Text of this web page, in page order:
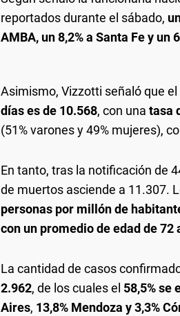
reportados durante el sábado,
AMBA, un 8,2% a Santa Fe y un
Asimismo, Vizzotti señaló que el
días es de 10.568, con una tasa
(51% varones y 49% mujeres),
En tanto, tras la notificación de
de muertos asciende a 11.307.
personas por millón de
con un promedio de edad de 72
La cantidad de casos
2.962, de los cuales el 58,5% se
Aires, 13,8% Mendoza y 3,3%